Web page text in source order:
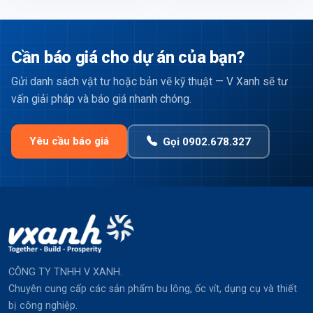
Cần báo giá cho dự án của bạn?
Gửi danh sách vật tư hoặc bản vẽ kỹ thuật — V Xanh sẽ tư
vấn giải pháp và báo giá nhanh chóng.
Yêu cầu báo giá Gọi 0902.678.327
CÔNG TY TNHH V XANH.
Chuyên cung cấp các sản phẩm bu lông, ốc vít, dụng cụ và thiết
bị công nghiệp.